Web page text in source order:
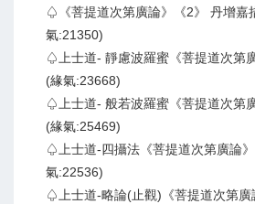
♤《菩提道次第廣論》《2》 丹增嘉
氣:21350)
♤上士道- 靜慮波羅蜜《菩提道次第
(緣氣:23668)
♤上士道- 般若波羅蜜《菩提道次第
(緣氣:25469)
♤上士道-四攝法《菩提道次第廣論
氣:22536)
♤上士道-略論(止觀)《菩提道次第廣